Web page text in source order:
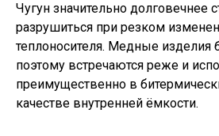
Чугун значительно долговечнее
разрушиться при резком
теплоносителя. Медные изделия
поэтому встречаются реже и
преимущественно в
качестве внутренней ёмкости.